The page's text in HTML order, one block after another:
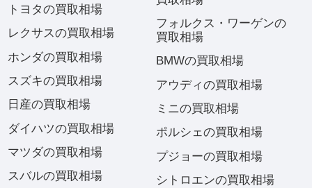
トヨタの買取相場
レクサスの買取相場
ホンダの買取相場
スズキの買取相場
日産の買取相場
ダイハツの買取相場
マツダの買取相場
スバルの買取相場
フォルクス・ワーゲンの
買取相場
BMWの買取相場
アウディの買取相場
ミニの買取相場
ポルシェの買取相場
プジョーの買取相場
シトロエンの買取相場